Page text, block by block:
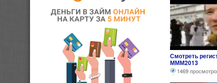
Смотреть
МММ2013
1469